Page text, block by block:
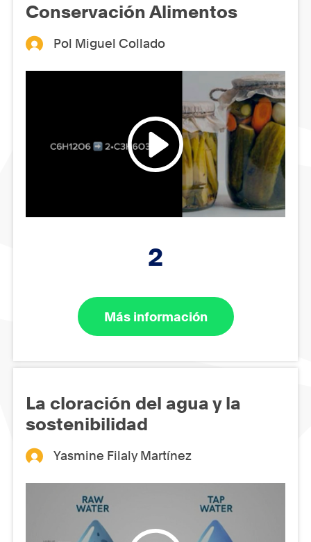
Conservación Alimentos
Pol Miguel Collado
2
Más información
La cloración del agua y la
sostenibilidad
Yasmine Filaly Martínez